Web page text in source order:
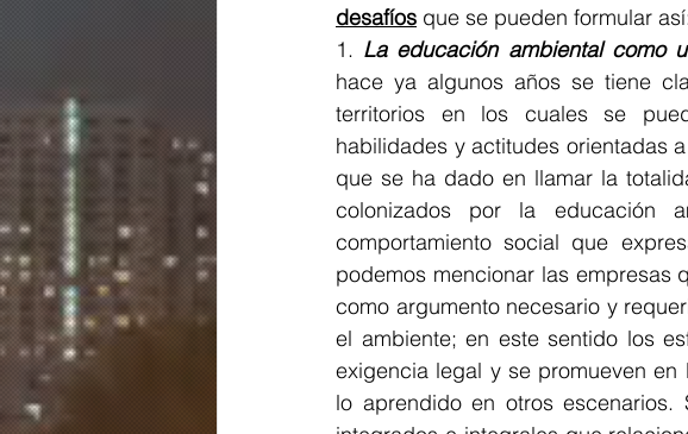
desafíos que se pueden formular
1. La educación ambiental como
hace ya algunos años se tiene
territorios en los cuales se
habilidades y actitudes orientadas
que se ha dado en llamar la
colonizados por la educación
comportamiento social que
podemos mencionar las empresas
como argumento necesario y
el ambiente; en este sentido los
exigencia legal y se promueven